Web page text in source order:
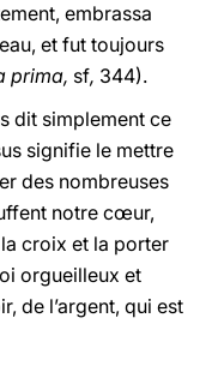
embrassa
et fut toujours
prima, sf, 344).
dit simplement ce
signifie le mettre
des nombreuses
notre cœur,
croix et la porter
orgueilleux et
de l’argent, qui est